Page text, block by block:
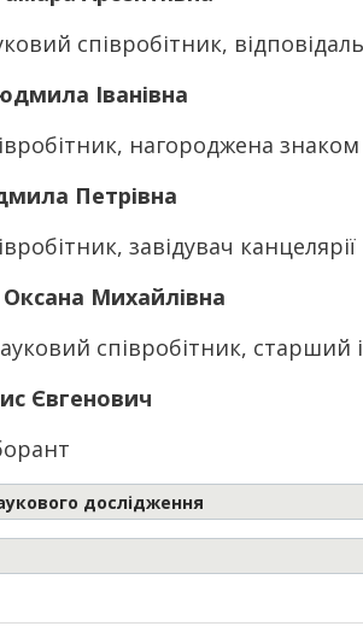
співробітник,
Іванівна
нагороджена
Петрівна
завідувач канцелярії
Михайлівна
співробітник, старший
Євгенович
дослідження